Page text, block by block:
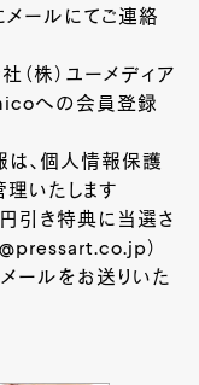
メールにてご連絡
（株）ユーメディア
への会員登録
、個人情報保護
いたします
引き特典に当選さ
）
ールをお送りいた